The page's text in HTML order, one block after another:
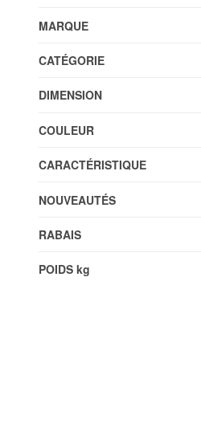
MARQUE
CATÉGORIE
DIMENSION
COULEUR
CARACTÉRISTIQUE
NOUVEAUTÉS
RABAIS
POIDS kg